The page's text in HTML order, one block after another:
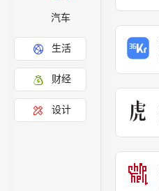
汽车
生活
财经
设计